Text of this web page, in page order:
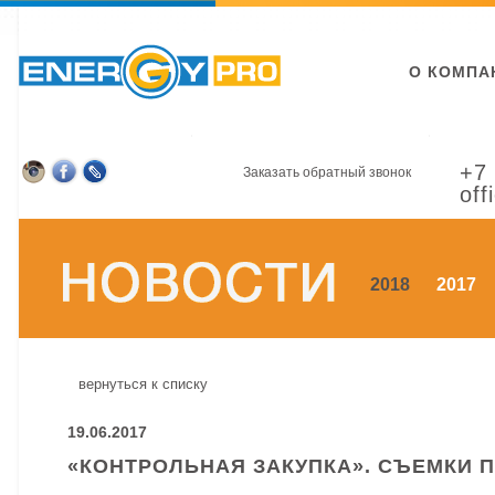
О
Заказать обратный звонок
+7
2018 2017
вернуться к списку
19.06.2017
«КОНТРОЛЬНАЯ ЗАКУПКА». СЪЕМКИ